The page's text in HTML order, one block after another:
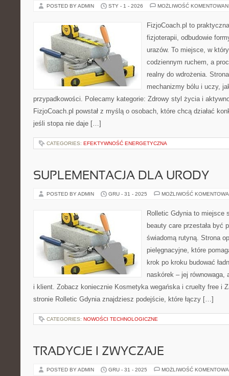
POSTED BY ADMIN STY - 1 - 2026 MOŻLIWOŚĆ
FizjoCoach.pl to
fizjoterapii, odbudowie
urazów. To miejsce, w
codziennym ruchem, a
realny do wdrożenia.
mechanizmy bólu i uczy,
przypadkowości. Polecamy kategorie: Zdrowy styl życia i
FizjoCoach.pl powstał z myślą o osobach, które chcą działać
jeśli stopa nie daje […]
CATEGORIES: EFEKTYWNOŚĆ ENERGETYCZNA
SUPLEMENTACJA DLA URODY
POSTED BY ADMIN GRU - 31 - 2025 MOŻLIWOŚĆ
Rolletic Gdynia to miejsce
beauty care przestała być
świadomą rutyną. Strona
pielęgnacyjne, które
krok po kroku budować
naskórek – jej równowaga,
i klient. Zobacz koniecznie Kosmetyka wegańska i cruelty free i
stronie Rolletic Gdynia znajdziesz podejście, które łączy […]
CATEGORIES: NOWOŚCI TECHNOLOGICZNE
TRADYCJE I ZWYCZAJE
POSTED BY ADMIN GRU - 31 - 2025 MOŻLIWOŚĆ